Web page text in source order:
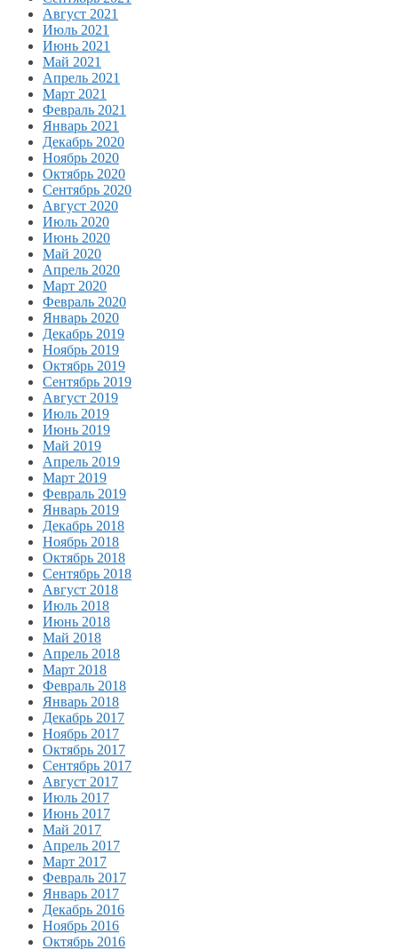
Август 2021
Июль 2021
Июнь 2021
Май 2021
Апрель 2021
Март 2021
Февраль 2021
Январь 2021
Декабрь 2020
Ноябрь 2020
Октябрь 2020
Сентябрь 2020
Август 2020
Июль 2020
Июнь 2020
Май 2020
Апрель 2020
Март 2020
Февраль 2020
Январь 2020
Декабрь 2019
Ноябрь 2019
Октябрь 2019
Сентябрь 2019
Август 2019
Июль 2019
Июнь 2019
Май 2019
Апрель 2019
Март 2019
Февраль 2019
Январь 2019
Декабрь 2018
Ноябрь 2018
Октябрь 2018
Сентябрь 2018
Август 2018
Июль 2018
Июнь 2018
Май 2018
Апрель 2018
Март 2018
Февраль 2018
Январь 2018
Декабрь 2017
Ноябрь 2017
Октябрь 2017
Сентябрь 2017
Август 2017
Июль 2017
Июнь 2017
Май 2017
Апрель 2017
Март 2017
Февраль 2017
Январь 2017
Декабрь 2016
Ноябрь 2016
Октябрь 2016